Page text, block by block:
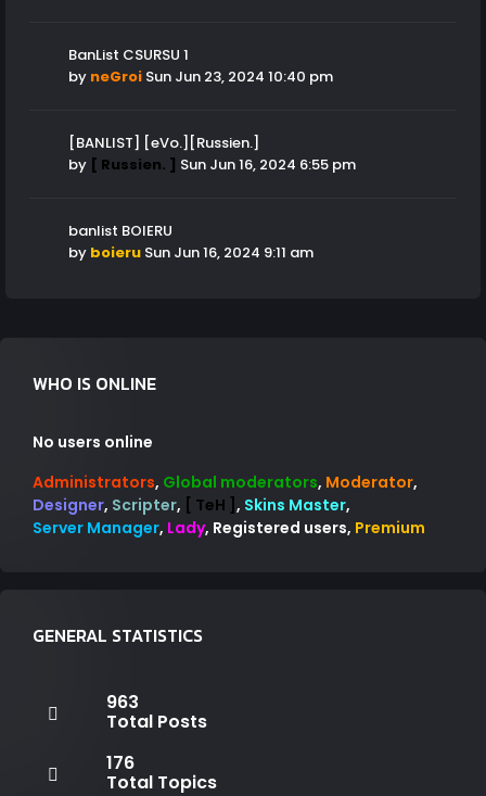
BanList CSURSU 1
by neGroi Sun Jun 23, 2024 10:40 pm
[BANLIST] [eVo.][Russien.]
by [ Russien. ] Sun Jun 16, 2024 6:55 pm
banlist BOIERU
by boieru Sun Jun 16, 2024 9:11 am
WHO IS ONLINE
No users online
Administrators, Global moderators, Moderator,
Designer, Scripter, [ TeH ] , Skins Master,
Server Manager, Lady, Registered users, Premium
GENERAL STATISTICS
963
Total Posts
176
Total Topics